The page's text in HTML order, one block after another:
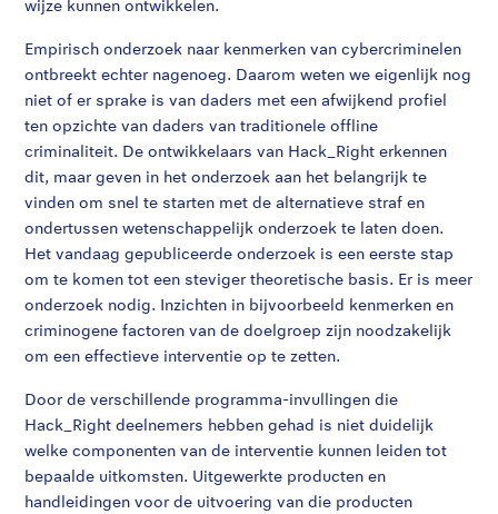
wijze kunnen ontwikkelen.
Empirisch onderzoek naar kenmerken van cybercriminelen
ontbreekt echter nagenoeg. Daarom weten we eigenlijk nog
niet of er sprake is van daders met een afwijkend profiel
ten opzichte van daders van traditionele offline
criminaliteit. De ontwikkelaars van Hack_Right erkennen
dit, maar geven in het onderzoek aan het belangrijk te
vinden om snel te starten met de alternatieve straf en
ondertussen wetenschappelijk onderzoek te laten doen.
Het vandaag gepubliceerde onderzoek is een eerste stap
om te komen tot een steviger theoretische basis. Er is meer
onderzoek nodig. Inzichten in bijvoorbeeld kenmerken en
criminogene factoren van de doelgroep zijn noodzakelijk
om een effectieve interventie op te zetten.
Door de verschillende programma-invullingen die
Hack_Right deelnemers hebben gehad is niet duidelijk
welke componenten van de interventie kunnen leiden tot
bepaalde uitkomsten. Uitgewerkte producten en
handleidingen voor de uitvoering van die producten